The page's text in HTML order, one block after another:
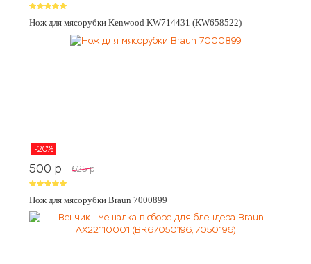
Нож для мясорубки Kenwood KW714431 (KW658522)
-20%
500 p 625 p
Нож для мясорубки Braun 7000899